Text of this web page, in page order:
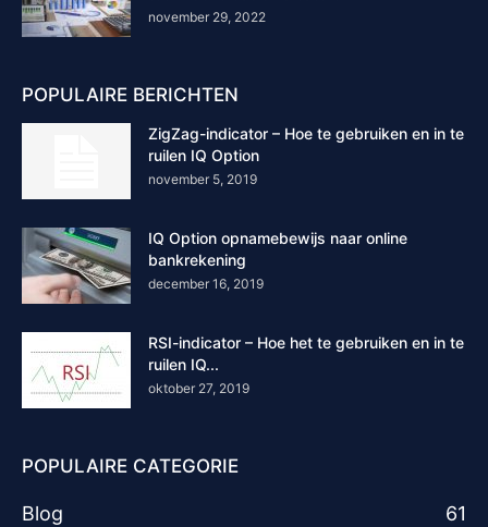
november 29, 2022
POPULAIRE BERICHTEN
ZigZag-indicator – Hoe te gebruiken en in te
ruilen IQ Option
november 5, 2019
IQ Option opnamebewijs naar online
bankrekening
december 16, 2019
RSI-indicator – Hoe het te gebruiken en in te
ruilen IQ...
oktober 27, 2019
POPULAIRE CATEGORIE
Blog
61